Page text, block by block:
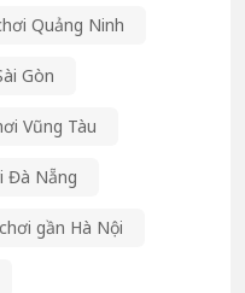
Quảng Ninh
Gòn
Vũng Tàu
Đà Nẵng
gần Hà Nội